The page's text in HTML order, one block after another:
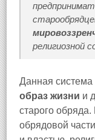
религиозной
Данная
образ жизни и
старого обряда.
обрядовой